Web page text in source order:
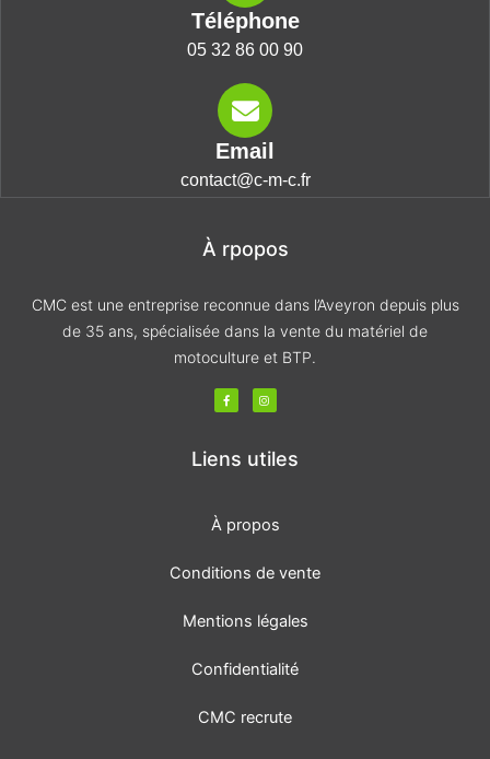
Téléphone
05 32 86 00 90
Email
contact@c-m-c.fr
À rpopos
CMC est une entreprise reconnue dans l’Aveyron depuis plus
de 35 ans, spécialisée dans la vente du matériel de
motoculture et BTP.
F
a
c
o
k
I
n
s
r
a
Liens utiles
À propos
Conditions de vente
Mentions légales
Confidentialité
CMC recrute